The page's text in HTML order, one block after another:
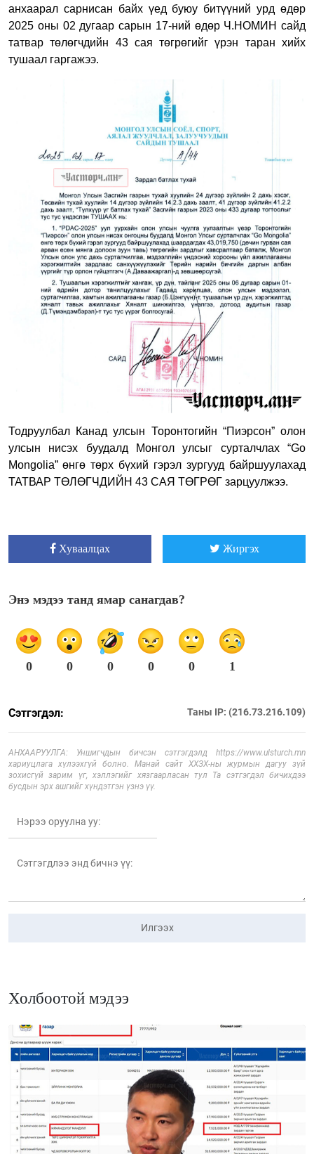
анхаарал сарнисан байх үед буюу битүүний урд өдөр
2025 оны 02 дугаар сарын 17-ний өдөр Ч.НОМИН сайд
татвар төлөгчдийн 43 сая төгрөгийг үрэн таран хийх
тушаал гаргажээ.
Тодруулбал Канад улсын Торонтогийн “Пиэрсон” олон
улсын нисэх буудалд Монгол улсыг сурталчлах “Go
Mongolia” өнгө төрх бүхий гэрэл зургууд байршуулахад
ТАТВАР ТӨЛӨГЧДИЙН 43 САЯ ТӨГРӨГ зарцуулжээ.
Хуваалцах Жиргэх
Энэ мэдээ танд ямар санагдав?
0 0 0 0 0 1
Сэтгэгдэл: Таны IP: (216.73.216.109)
АНХААРУУЛГА: Уншигчдын бичсэн сэтгэгдэлд https://www.ulsturch.mn
хариуцлага хүлээхгүй болно. Манай сайт ХХЗХ-ны журмын дагуу зүй
зохисгүй зарим үг, хэллэгийг хязгаарласан тул Та сэтгэгдэл бичихдээ
бусдын эрх ашгийг хүндэтгэн үзнэ үү.
Илгээх
Холбоотой мэдээ